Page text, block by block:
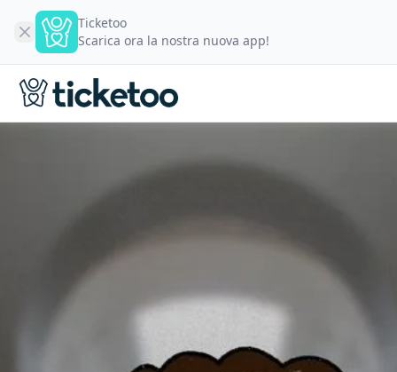
Ticketoo
Scarica ora la nostra nuova app!